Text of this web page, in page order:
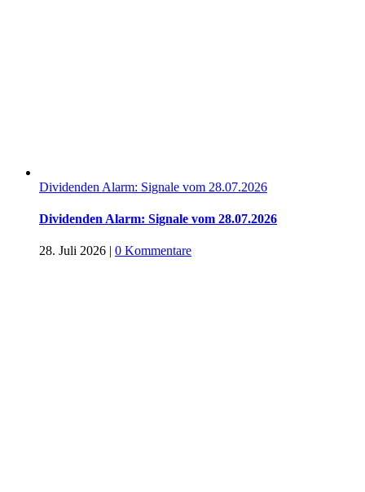
Dividenden Alarm: Signale vom 28.07.2026
Dividenden Alarm: Signale vom 28.07.2026
28. Juli 2026 | 0 Kommentare